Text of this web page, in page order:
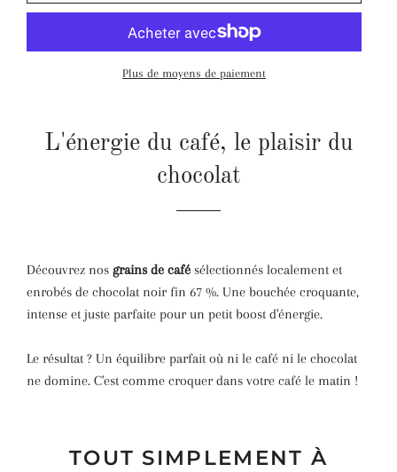
Plus de moyens de paiement
L'énergie du café, le plaisir du
chocolat
Découvrez nos grains de café sélectionnés localement et
enrobés de chocolat noir fin 67 %. Une bouchée croquante,
intense et juste parfaite pour un petit boost d'énergie.
Le résultat ? Un équilibre parfait où ni le café ni le chocolat
ne domine. C'est comme croquer dans votre café le matin !
TOUT SIMPLEMENT À